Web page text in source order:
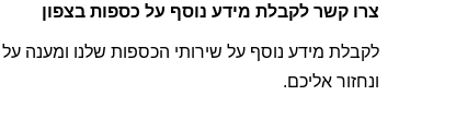
צרו קשר לקבלת מידע נוסף על כספות בצפון
לקבלת מידע נוסף על שירותי הכספות שלנו ומענה
ונחזור אליכם.